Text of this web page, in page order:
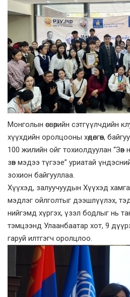
Монголын өсвөрийн сэтгүүлчдийн
хүүхдийн оролцооны хөдөлгөөн,
100 жилийн ойг тохиолдуулан “Зөв
зөв мэдээ түгээе” уриатай
зохион байгууллаа.
Хүүхэд, залуучуудын Хүүхэд
мэдлэг ойлголтыг дээшлүүлэх,
нийгэмд хүргэх, үзэл бодлыг нь
тэмцээнд Улаанбаатар хот, 9
гаруй илтгэгч оролцлоо.